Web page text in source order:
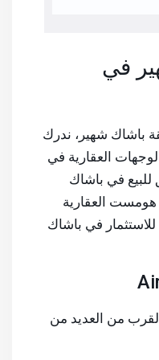
في
باشاك شهير، ندرك
العقارية في
في باشاك
العقارية
في باشاك
من العديد من